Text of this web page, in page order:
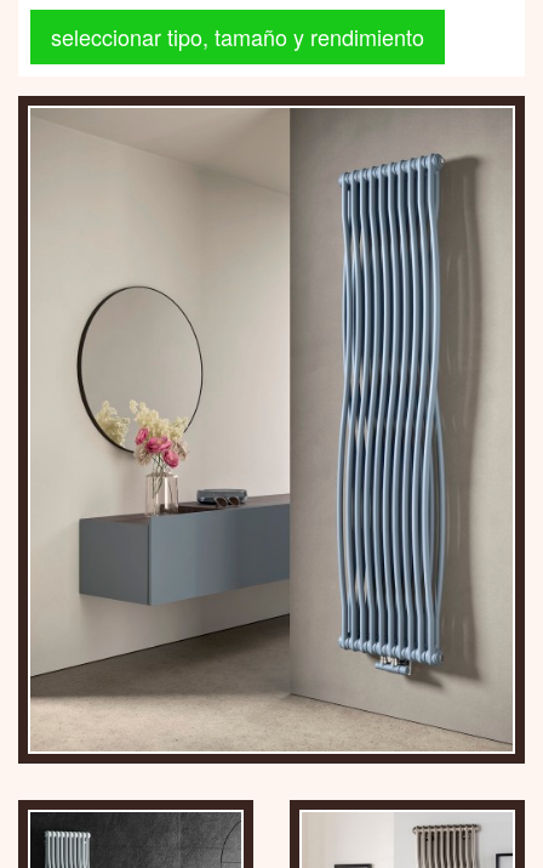
seleccionar tipo, tamaño y rendimiento